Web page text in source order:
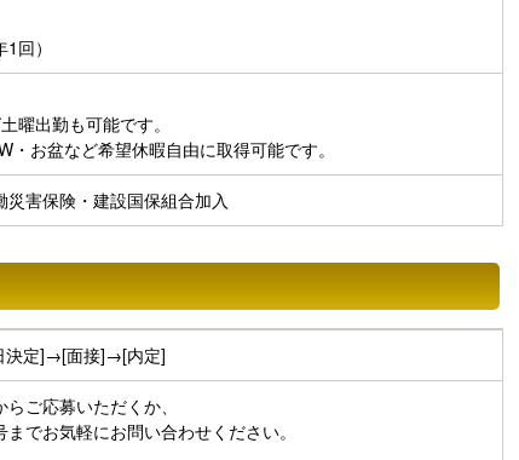
回）
曜出勤も可能です。
・お盆など希望休暇自由に取得可能です。
災害保険・建設国保組合加入
決定]→[面接]→[内定]
ご応募いただくか、
でお気軽にお問い合わせください。